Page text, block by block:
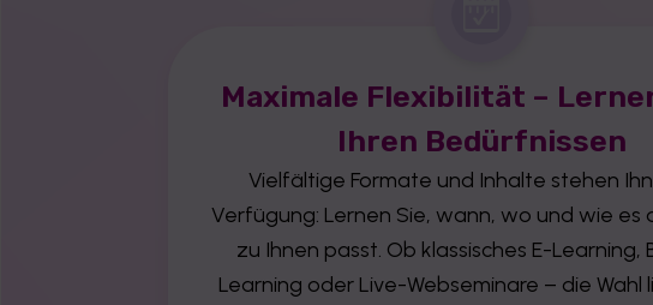
Maximale Flexibilität –
Ihren Bedürfnissen
Vielfältige Formate und Inhalte stehen
Verfügung: Lernen Sie, wann, wo und wie es
zu Ihnen passt. Ob klassisches E-Learning,
Learning oder Live-Webseminare – die Wahl